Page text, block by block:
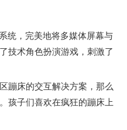
统，完美地将多媒体屏幕与
技术角色扮演游戏，刺激了
蹦床的交互解决方案，那么
孩子们喜欢在疯狂的蹦床上